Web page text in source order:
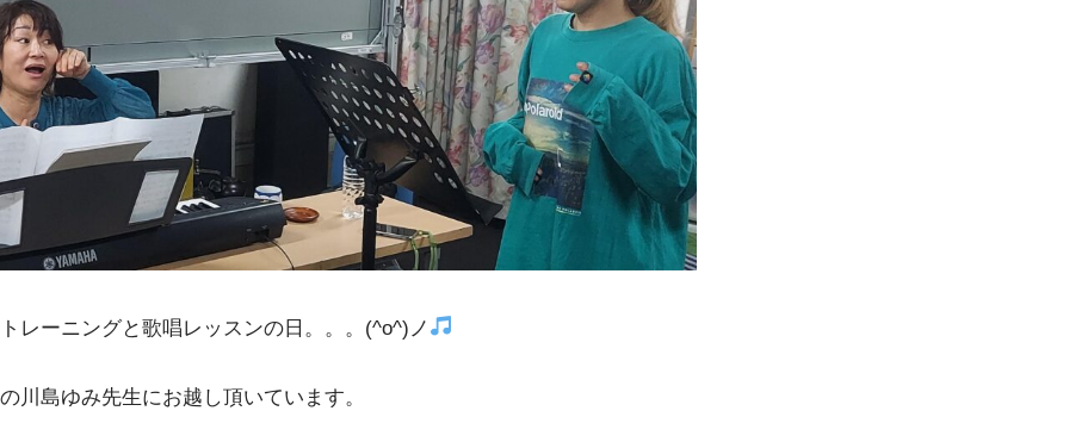
レーニングと歌唱レッスンの日。。。(^o^)ノ
川島ゆみ先生にお越し頂いています。